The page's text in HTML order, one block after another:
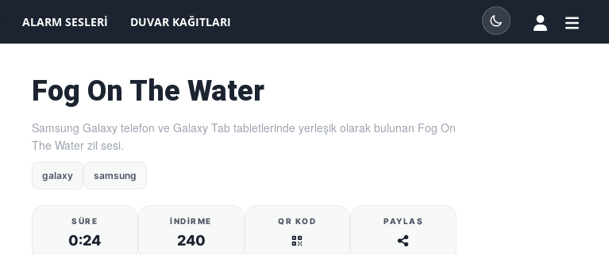
KAYDOLMAK İSTİYORUM
ALARM SESLERI DUVAR KAĞITLARI
Fog On The Water
Samsung Galaxy telefon ve Galaxy Tab tabletlerinde yerleşik olarak bulunan Fog On
The Water zil sesi.
galaxy samsung
SÜRE
0:24
İNDIRME
240
QR KOD PAYLAŞ